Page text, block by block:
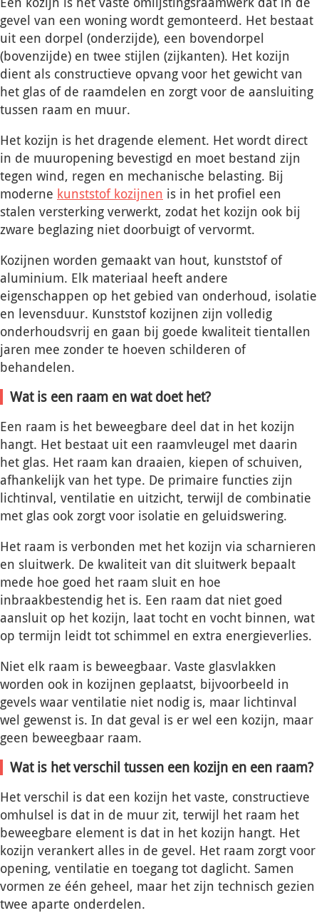
gevel van een woning wordt gemonteerd. Het bestaat
uit een dorpel (onderzijde), een bovendorpel
(bovenzijde) en twee stijlen (zijkanten). Het kozijn
dient als constructieve opvang voor het gewicht van
het glas of de raamdelen en zorgt voor de aansluiting
tussen raam en muur.
Het kozijn is het dragende element. Het wordt direct
in de muuropening bevestigd en moet bestand zijn
tegen wind, regen en mechanische belasting. Bij
moderne kunststof kozijnen is in het profiel een
stalen versterking verwerkt, zodat het kozijn ook bij
zware beglazing niet doorbuigt of vervormt.
Kozijnen worden gemaakt van hout, kunststof of
aluminium. Elk materiaal heeft andere
eigenschappen op het gebied van onderhoud, isolatie
en levensduur. Kunststof kozijnen zijn volledig
onderhoudsvrij en gaan bij goede kwaliteit tientallen
jaren mee zonder te hoeven schilderen of
behandelen.
Wat is een raam en wat doet het?
Een raam is het beweegbare deel dat in het kozijn
hangt. Het bestaat uit een raamvleugel met daarin
het glas. Het raam kan draaien, kiepen of schuiven,
afhankelijk van het type. De primaire functies zijn
lichtinval, ventilatie en uitzicht, terwijl de combinatie
met glas ook zorgt voor isolatie en geluidswering.
Het raam is verbonden met het kozijn via scharnieren
en sluitwerk. De kwaliteit van dit sluitwerk bepaalt
mede hoe goed het raam sluit en hoe
inbraakbestendig het is. Een raam dat niet goed
aansluit op het kozijn, laat tocht en vocht binnen, wat
op termijn leidt tot schimmel en extra energieverlies.
Niet elk raam is beweegbaar. Vaste glasvlakken
worden ook in kozijnen geplaatst, bijvoorbeeld in
gevels waar ventilatie niet nodig is, maar lichtinval
wel gewenst is. In dat geval is er wel een kozijn, maar
geen beweegbaar raam.
Wat is het verschil tussen een kozijn en een raam?
Het verschil is dat een kozijn het vaste, constructieve
omhulsel is dat in de muur zit, terwijl het raam het
beweegbare element is dat in het kozijn hangt. Het
kozijn verankert alles in de gevel. Het raam zorgt voor
opening, ventilatie en toegang tot daglicht. Samen
vormen ze één geheel, maar het zijn technisch gezien
twee aparte onderdelen.